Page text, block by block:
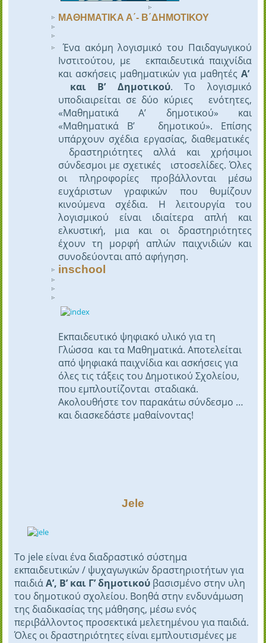
ΜΑΘΗΜΑΤΙΚΑ Α΄- Β΄ΔΗΜΟΤΙΚΟΥ
Ένα ακόμη λογισμικό του Παιδαγωγικού
Ινστιτούτου, με εκπαιδευτικά παιχνίδια
και ασκήσεις μαθηματικών για μαθητές Α’
και Β’ Δημοτικού. Το λογισμικό
υποδιαιρείται σε δύο κύριες ενότητες,
«Μαθηματικά Α’ δημοτικού» και
«Μαθηματικά Β’ δημοτικού». Επίσης
υπάρχουν σχέδια εργασίας, διαθεματικές
δραστηριότητες αλλά και χρήσιμοι
σύνδεσμοι με σχετικές ιστοσελίδες. Όλες
οι πληροφορίες προβάλλονται μέσω
ευχάριστων γραφικών που θυμίζουν
κινούμενα σχέδια. Η λειτουργία του
λογισμικού είναι ιδιαίτερα απλή και
ελκυστική, μια και οι δραστηριότητες
έχουν τη μορφή απλών παιχνιδιών και
συνοδεύονται από αφήγηση.
inschool
Εκπαιδευτικό ψηφιακό υλικό για τη
Γλώσσα και τα Μαθηματικά. Αποτελείται
από ψηφιακά παιχνίδια και ασκήσεις για
όλες τις τάξεις του Δημοτικού Σχολείου,
που εμπλουτίζονται σταδιακά.
Ακολουθήστε τον παρακάτω σύνδεσμο …
και διασκεδάστε μαθαίνοντας!
Jele
Το jele είναι ένα διαδραστικό σύστημα
εκπαιδευτικών / ψυχαγωγικών δραστηριοτήτων για
παιδιάΑ’, Β’ και Γ’ δημοτικού βασισμένο στην υλη
του δημοτικού σχολείου. Βοηθά στην ενδυνάμωση
της διαδικασίας της μάθησης, μέσω ενός
περιβάλλοντος προσεκτικά μελετημένου για παιδιά.
Όλες οι δραστηριότητες είναι εμπλουτισμένες με